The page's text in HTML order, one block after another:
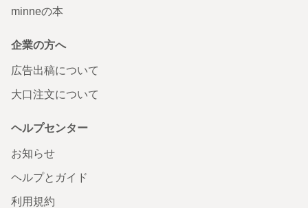
minneの本
企業の方へ
広告出稿について
大口注文について
ヘルプセンター
お知らせ
ヘルプとガイド
利用規約